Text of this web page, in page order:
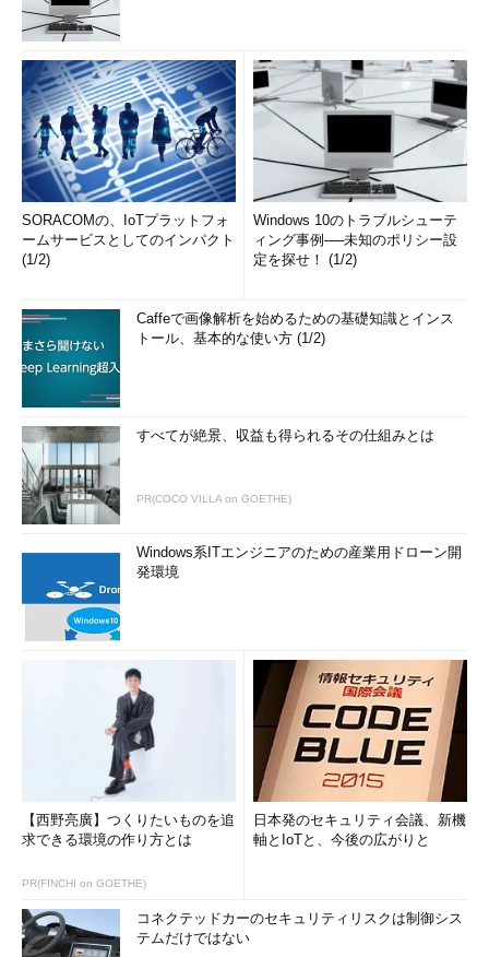
SORACOMの、IoTプラットフォ
ームサービスとしてのインパクト
(1/2)
Windows 10のトラブルシューテ
ィング事例──未知のポリシー設
定を探せ！ (1/2)
Caffeで画像解析を始めるための基礎知識とインス
トール、基本的な使い方 (1/2)
すべてが絶景、収益も得られるその仕組みとは
PR(COCO VILLA on GOETHE)
Windows系ITエンジニアのための産業用ドローン開
発環境
【西野亮廣】つくりたいものを追
求できる環境の作り方とは
PR(FINCHI on GOETHE)
日本発のセキュリティ会議、新機
軸とIoTと、今後の広がりと
コネクテッドカーのセキュリティリスクは制御シス
テムだけではない